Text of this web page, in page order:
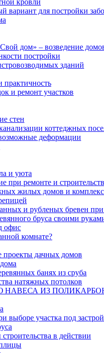
вариант для постройки
дом» – возведение
постройки
зданий
практичность
и ремонт участков
стен
коттеджных
деформации
и уюта
при ремонте и
жилых домов и
и рубленых бревен при
бруса своими
офис
комнате?
проекты дачных домов
банях из сруба
натяжных потолков
НАВЕСА ИЗ
участка под
в действии